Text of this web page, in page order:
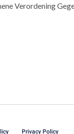
Verordening
Privacy Policy